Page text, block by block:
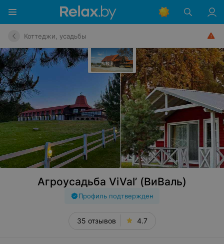
Коттеджи, усадьбы
Агроусадьба ViVal’ (ВиВаль)
Профиль подтвержден
35 отзывов 4.7